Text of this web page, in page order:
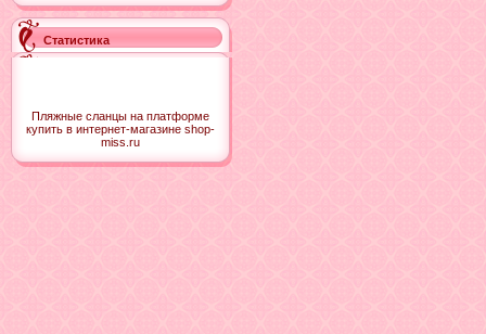
Статистика
Пляжные сланцы на платформе
купить в интернет-магазине shop-
miss.ru